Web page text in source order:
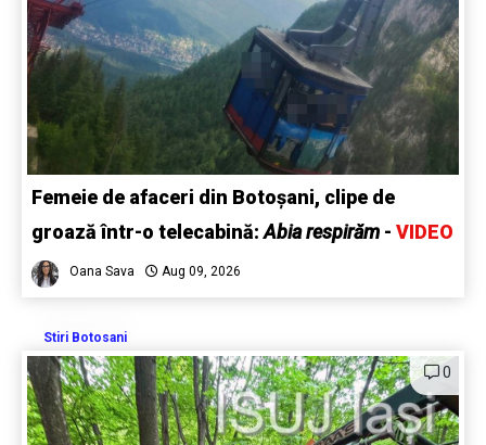
Femeie de afaceri din Botoșani, clipe de
groază într-o telecabină:Abia respirăm - VIDEO
Oana Sava Aug 09, 2026
Stiri Botosani
0